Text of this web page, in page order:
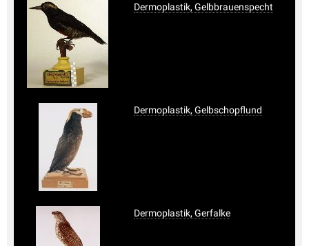
Dermoplastik, Gelbbrauenspecht
Dermoplastik, Gelbschopflund
Dermoplastik, Gerfalke